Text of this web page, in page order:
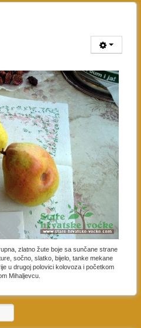
zlatno žute boje sa sunčane strane
sočno, slatko, bijelo, tanke mekane
u drugoj polovici kolovoza i početkom
Mihaljevcu.